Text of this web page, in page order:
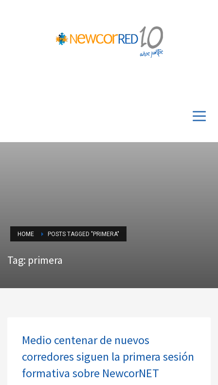
HOME POSTS TAGGED "PRIMERA"
Tag: primera
Medio centenar de nuevos
corredores siguen la primera sesión
formativa sobre NewcorNET